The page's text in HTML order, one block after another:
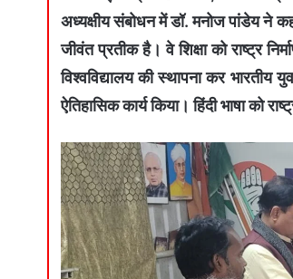
अध्यक्षीय संबोधन में डॉ. मनोज पांडेय ने
जीवंत प्रतीक है। वे शिक्षा को राष्ट्र
विश्वविद्यालय की स्थापना कर
ऐतिहासिक कार्य किया। हिंदी भाषा को